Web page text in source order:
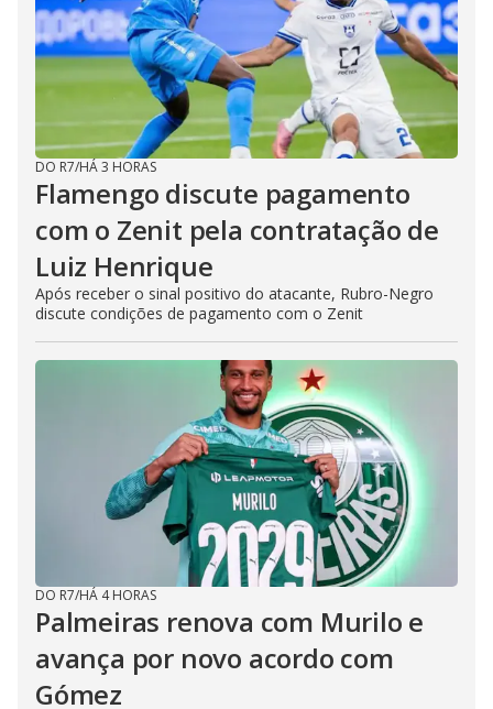
DO R7/HÁ 3 HORAS
Flamengo discute pagamento
com o Zenit pela contratação de
Luiz Henrique
Após receber o sinal positivo do atacante, Rubro-Negro
discute condições de pagamento com o Zenit
DO R7/HÁ 4 HORAS
Palmeiras renova com Murilo e
avança por novo acordo com
Gómez